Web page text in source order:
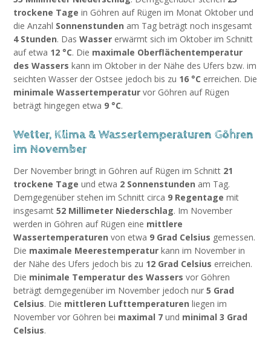
trockene Tage in Göhren auf Rügen im Monat Oktober und
die Anzahl Sonnenstunden am Tag beträgt noch insgesamt
4 Stunden. DasWasser erwärmt sich im Oktober im Schnitt
auf etwa 12 °C. Die maximale Oberflächentemperatur
des Wassers kann im Oktober in der Nähe des Ufers bzw. im
seichten Wasser der Ostsee jedoch bis zu 16 °C erreichen. Die
minimale Wassertemperatur vor Göhren auf Rügen
beträgt hingegen etwa 9 °C.
Wetter, Klima & Wassertemperaturen Göhren
im November
Der November bringt in Göhren auf Rügen im Schnitt 21
trockene Tage und etwa 2 Sonnenstunden am Tag.
Demgegenüber stehen im Schnitt circa 9 Regentage mit
insgesamt52 Millimeter Niederschlag. Im November
werden in Göhren auf Rügen eine mittlere
Wassertemperaturen von etwa 9 Grad Celsius gemessen.
Die maximale Meerestemperatur kann im November in
der Nähe des Ufers jedoch bis zu 12 Grad Celsius erreichen.
Die minimale Temperatur des Wassers vor Göhren
beträgt demgegenüber im November jedoch nur5 Grad
Celsius. Die mittleren Lufttemperaturen liegen im
November vor Göhren bei maximal 7 und minimal 3 Grad
Celsius.